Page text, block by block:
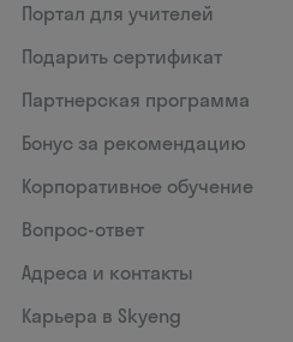
Портал для учителей
Подарить сертификат
Партнерская программа
Бонус за рекомендацию
Корпоративное обучение
Вопрос-ответ
Адреса и контакты
Карьера в Skyeng